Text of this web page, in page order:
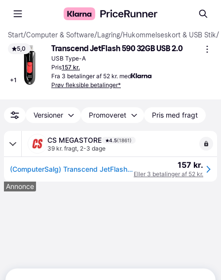
Start/Computer & Software/Lagring/Hukommelseskort & USB Stik/
5,0
+1
Transcend JetFlash 590 32GB USB 2.0
USB Type-A
Pris157 kr.
Fra 3 betalinger af 52 kr. med
Prøv fleksible betalinger*
Versioner Promoveret Pris med fragt
CS MEGASTORE 4.5(1861)
39 kr. fragt, 2-3 dage
(ComputerSalg) Transcend JetFlash 590 - USB flashdrive - 32 GB - USB 2.0 157 kr.
Eller 3 betalinger af 52 kr.
Annonce